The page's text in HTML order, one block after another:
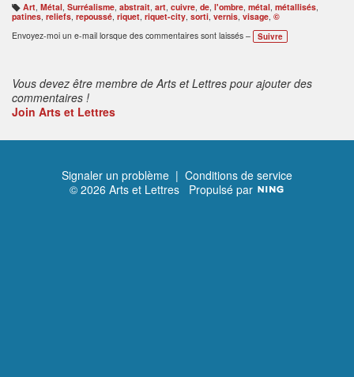
B
ali
s
e
Art, Métal, Surréalisme, abstrait, art, cuivre, de, l'ombre, métal, métallisés,
patines reliefs repoussé riquet riquet-city sorti vernis visage ©
Envoyez-moi un e-mail lorsque des commentaires sont laissés –
Suivre
Vous devez être membre de Arts et Lettres pour ajouter des
commentaires !
Join Arts et Lettres
Signaler un problème | Conditions de service
© 2026 Arts et Lettres Propulsé par